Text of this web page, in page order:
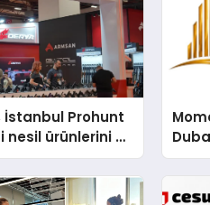
İstanbul Prohunt
nesil ürünlerini ve
vizyonunu